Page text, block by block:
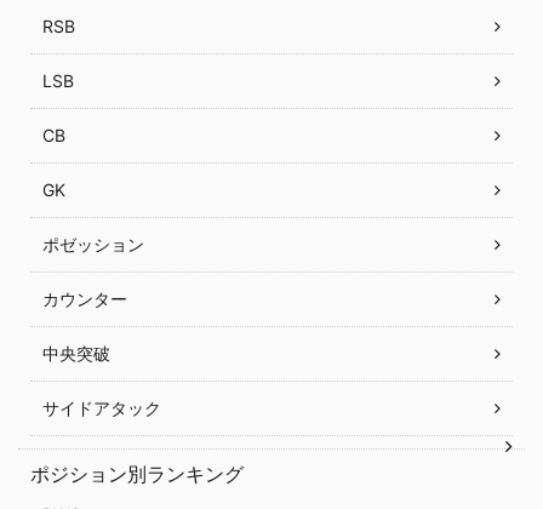
RSB
LSB
CB
GK
ポゼッション
カウンター
中央突破
サイドアタック
ポジション別ランキング